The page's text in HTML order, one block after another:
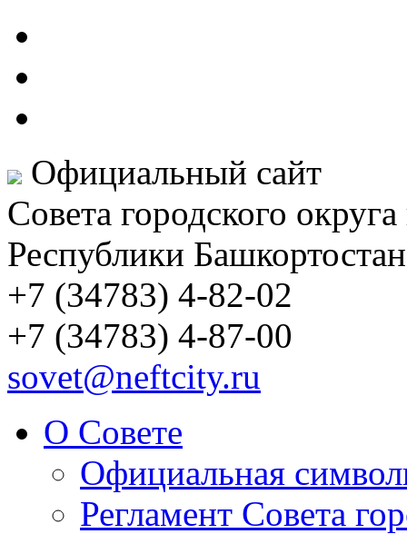
Официальный сайт
Совета городского
Республики Башкортостан
+7 (34783) 4-82-02
+7 (34783) 4-87-00
sovet@neftcity.ru
О Совете
Официальная
Регламент Совета